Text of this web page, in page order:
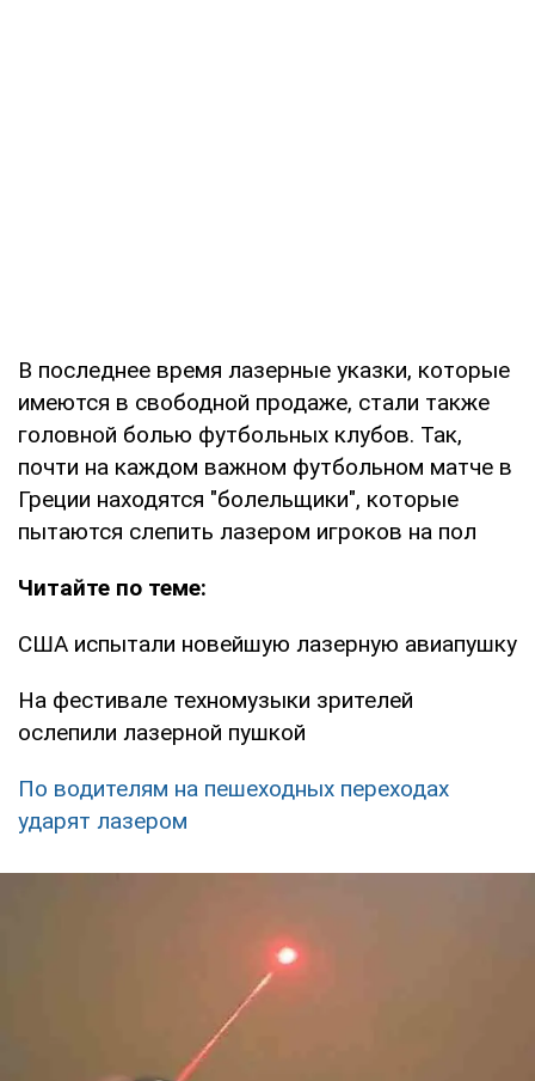
В последнее время лазерные указки, которые
имеются в свободной продаже, стали также
головной болью футбольных клубов. Так,
почти на каждом важном футбольном матче в
Греции находятся "болельщики", которые
пытаются слепить лазером игроков на пол
Читайте по теме:
США испытали новейшую лазерную авиапушку
На фестивале техномузыки зрителей
ослепили лазерной пушкой
По водителям на пешеходных переходах
ударят лазером